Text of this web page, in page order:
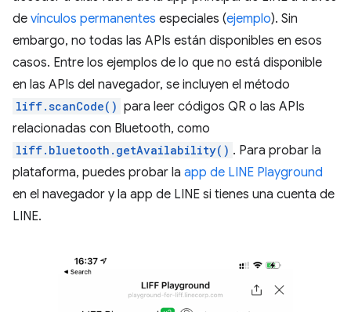
de vínculos permanentes especiales (ejemplo). Sin
embargo, no todas las APIs están disponibles en esos
casos. Entre los ejemplos de lo que no está disponible
en las APIs del navegador, se incluyen el método
liff.scanCode() para leer códigos QR o las APIs
relacionadas con Bluetooth, como
liff.bluetooth.getAvailability() . Para probar la
plataforma, puedes probar la app de LINE Playground
en el navegador y la app de LINE si tienes una cuenta de
LINE.